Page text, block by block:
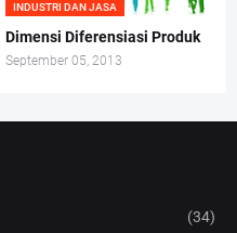
INDUSTRI DAN JASA
Dimensi Diferensiasi Produk
September 05, 2013
(34)